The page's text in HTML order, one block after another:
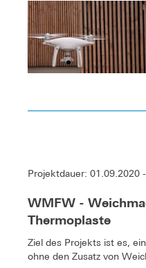
Projektdauer: 01.09.2020
WMFW -
Thermoplaste
Ziel des Projekts ist es,
ohne den Zusatz von